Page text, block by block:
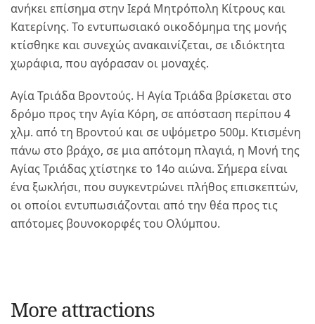
ανήκει επίσημα στην Ιερά Μητρόπολη Κίτρους και
Κατερίνης. Το εντυπωσιακό οικοδόμημα της μονής
κτίσθηκε και συνεχώς ανακαινίζεται, σε ιδιόκτητα
χωράφια, που αγόρασαν οι μοναχές.
Αγία Τριάδα Βροντούς. H Αγία Τριάδα βρίσκεται στο
δρόμο προς την Αγία Κόρη, σε απόσταση περίπου 4
χλμ. από τη Βροντού και σε υψόμετρο 500μ. Κτισμένη
πάνω στο βράχο, σε μια απότομη πλαγιά, η Μονή της
Αγίας Τριάδας χτίστηκε το 14ο αιώνα. Σήμερα είναι
ένα ξωκλήσι, που συγκεντρώνει πλήθος επισκεπτών,
οι οποίοι εντυπωσιάζονται από την θέα προς τις
απότομες βουνοκορφές του Ολύμπου.
More attractions